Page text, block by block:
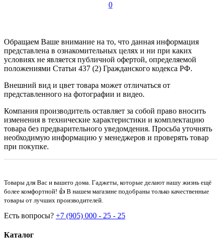
0
Обращаем Ваше внимание на то, что данная информация
представлена в ознакомительных целях и ни при каких
условиях не является публичной офертой, определяемой
положениями Статьи 437 (2) Гражданского кодекса РФ.
Внешний вид и цвет товара может отличаться от
представленного на фотографии и видео.
Компания производитель оставляет за собой право вносить
изменения в технические характеристики и комплектацию
товара без предварительного уведомдения. Просьба уточнять
необходимую информацию у менеджеров и проверять товар
при покупке.
Товары для Вас и вашего дома. Гаджеты, которые делают нашу жизнь ещё
более комфортной! 👍 В нашем магазине подобраны только качественные
товары от лучших производителей.
Есть вопросы? +7 (905) 000 - 25 - 25
Каталог